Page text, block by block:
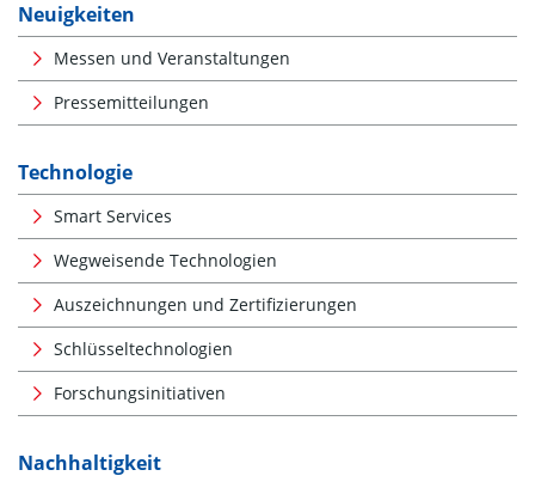
Neuigkeiten
Messen und Veranstaltungen
Pressemitteilungen
Technologie
Smart Services
Wegweisende Technologien
Auszeichnungen und Zertifizierungen
Schlüsseltechnologien
Forschungsinitiativen
Nachhaltigkeit